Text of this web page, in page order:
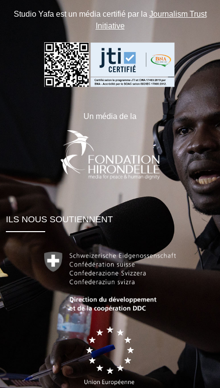
Studio Yafa est un média certifié par la Journalism Trust
Initiative
Un média de la
ILS NOUS SOUTIENNENT